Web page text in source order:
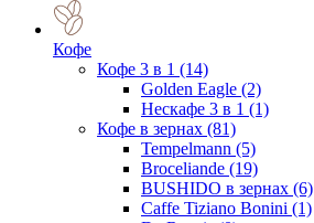
Кофе
Кофе 3 в 1 (14)
Golden Eagle (2)
Нескафе 3 в 1 (1)
Кофе в зернах (81)
Tempelmann (5)
Broceliande (19)
BUSHIDO в зернах (6)
Caffe Tiziano Bonini (1)